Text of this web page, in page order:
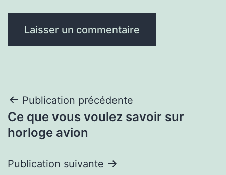
Navigation
de
Publication précédente
Ce que vous voulez savoir sur
horloge avion
Publication suivante